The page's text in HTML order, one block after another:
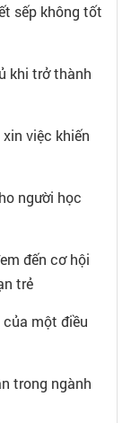
sếp không tốt
khi trở thành
việc khiến
người học
đến cơ hội
trẻ
một điều
trong ngành